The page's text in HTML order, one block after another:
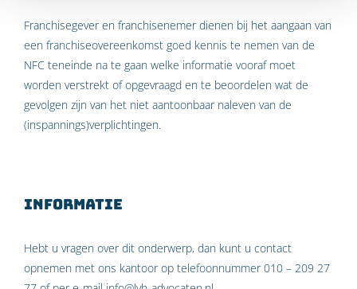
Franchisegever en franchisenemer dienen bij het aangaan van
een franchise­overeenkomst goed kennis te nemen van de
NFC teneinde na te gaan welke informatie vooraf moet
worden verstrekt of opgevraagd en te beoordelen wat de
gevolgen zijn van het niet aantoonbaar naleven van de
(inspannings)verplichtingen.
Informatie
Hebt u vragen over dit onderwerp, dan kunt u contact
opnemen met ons kantoor op telefoonnummer 010 – 209 27